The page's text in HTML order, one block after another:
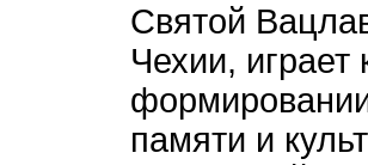
Святой
Чехии,
памяти и